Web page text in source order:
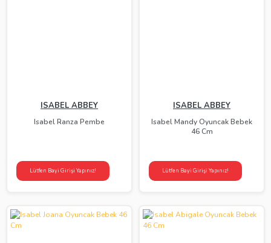
ISABEL ABBEY
Isabel Ranza Pembe
Lütfen Bayi Girişi Yapınız!
ISABEL ABBEY
Isabel Mandy Oyuncak Bebek
46 Cm
Lütfen Bayi Girişi Yapınız!